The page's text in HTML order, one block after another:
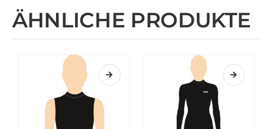
ÄHNLICHE PRODUKTE